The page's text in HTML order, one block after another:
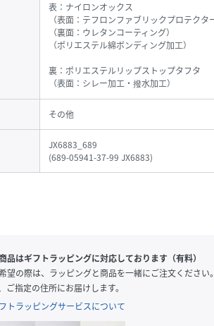
表：ナイロンオックス
（表面：テフロンファブリックプロテクタ
（裏面：ウレタンコーティング）
（ポリエステル綿ボンディング加工）
裏：ポリエステルリップストップタフタ
（表面：シレー加工・撥水加工）
その他
JX6883_689
(689-05941-37-99 JX6883)
品はギフトラッピングに対応しております（有料）
望の際は、ラッピングと商品を一緒にご注文ください
ご指定の住所にお届けします。
トラッピングサービスについて